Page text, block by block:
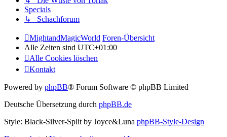
Specials
↳ Schachforum
MightandMagicWorld Foren-Übersicht
Alle Zeiten sind UTC+01:00
Alle Cookies löschen
Kontakt
Powered by phpBB® Forum Software © phpBB Limited
Deutsche Übersetzung durch phpBB.de
Style: Black-Silver-Split by Joyce&Luna phpBB-Style-Design